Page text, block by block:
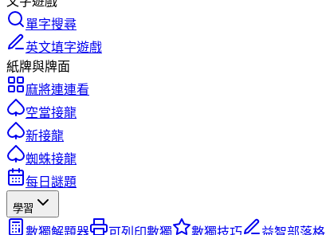
單字搜尋
英文填字遊戲
紙牌與牌面
麻將連連看
空當接龍
新接龍
蜘蛛接龍
每日謎題
學習
數獨解題器 可列印數獨 數獨技巧
益智部落格